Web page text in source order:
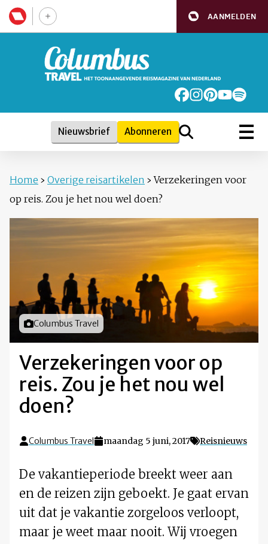
AANMELDEN
Nieuwsbrief Abonneren
Home › Overige reisartikelen › Verzekeringen voor
op reis. Zou je het nou wel doen?
Foto door
Columbus Travel
Verzekeringen voor op
reis. Zou je het nou wel
doen?
Columbus Travel maandag 5 juni, 2017 Reisnieuws
De vakantieperiode breekt weer aan
en de reizen zijn geboekt. Je gaat ervan
uit dat je vakantie zorgeloos verloopt,
maar je weet maar nooit. Wij vroegen